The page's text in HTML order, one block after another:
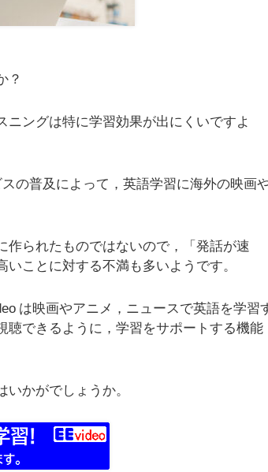
？
ングは特に学習効果が出にくいですよ
の普及によって，英語学習に海外の映画
作られたものではないので，「発話が速
ことに対する不満も多いようです。
は映画やアニメ，ニュースで英語を学習
聴できるように，学習をサポートする機能
かがでしょうか。